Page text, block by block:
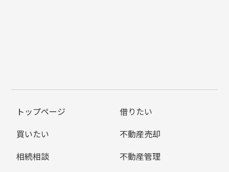
トップページ
借りたい
買いたい
不動産売却
相続相談
不動産管理